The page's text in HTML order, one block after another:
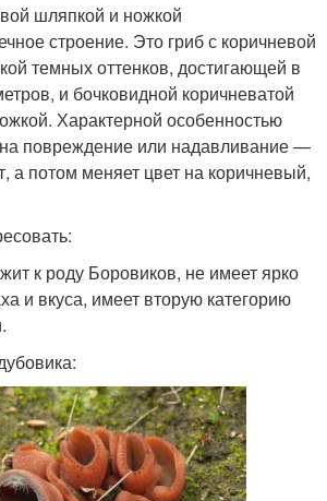
шляпкой и ножкой
строение. Это гриб с коричневой
темных оттенков, достигающей в
и бочковидной коричневатой
Характерной особенностью
повреждение или надавливание —
а потом меняет цвет на коричневый,
к роду Боровиков, не имеет ярко
и вкуса, имеет вторую категорию